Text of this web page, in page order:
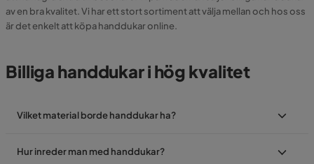
av en bra kvalitet. Vi har ett stort sortiment att välja mellan och hos oss
är det enkelt att köpa handdukar online.
Billiga handdukar i hög kvalitet
Vilket material borde handdukar ha?
Hur inreder man med handdukar?